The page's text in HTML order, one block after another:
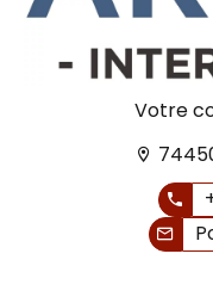
Votre